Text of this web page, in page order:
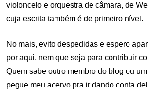
violoncelo e orquestra de câmara, de
cuja escrita também é de primeiro nível.
No mais, evito despedidas e espero
por aqui, nem que seja para contribuir
Quem sabe outro membro do blog ou
pegue meu acervo pra ir dando conta